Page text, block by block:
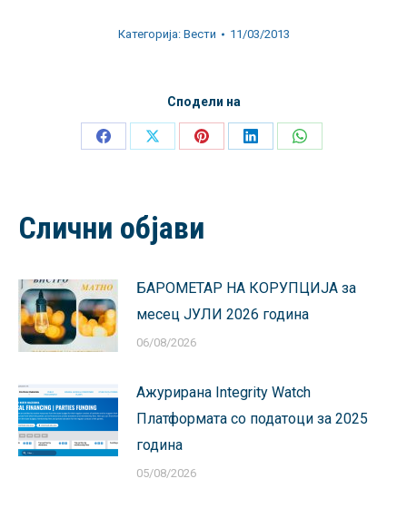
Категорија: Вести 11/03/2013
Сподели на
Share
Share
Share
Share
Share
Слични објави
БАРОМЕТАР НА КОРУПЦИЈА за
месец ЈУЛИ 2026 година
06/08/2026
Ажурирана Integrity Watch
Платформата со податоци за 2025
година
05/08/2026